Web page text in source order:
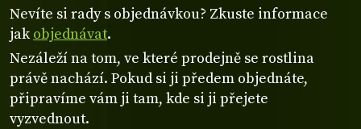
Nevíte si rady s objednávkou? Zkuste informace
jakobjednávat.
Nezáleží na tom, ve které prodejně se rostlina
právě nachází. Pokud si ji předem objednáte,
připravíme vám ji tam, kde si ji přejete
vyzvednout.